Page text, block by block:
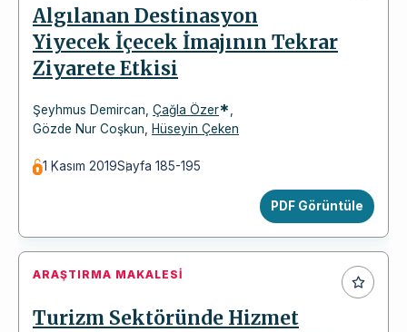
Algılanan Destinasyon
Yiyecek İçecek İmajının Tekrar
Ziyarete Etkisi
Şeyhmus Demircan, Çağla Özer*,
Gözde Nur Coşkun, Hüseyin Çeken
1 Kasım 2019Sayfa 185-195
PDF Görüntüle
ARAŞTIRMA MAKALESI
Turizm Sektöründe Hizmet